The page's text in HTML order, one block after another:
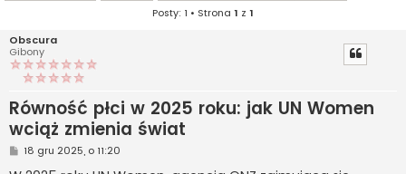
Posty: 1 • Strona 1 z 1
Obscura
Gibony
Równość płci w 2025 roku: jak UN Women
wciąż zmienia świat
P18 gru 2025, o 11:20